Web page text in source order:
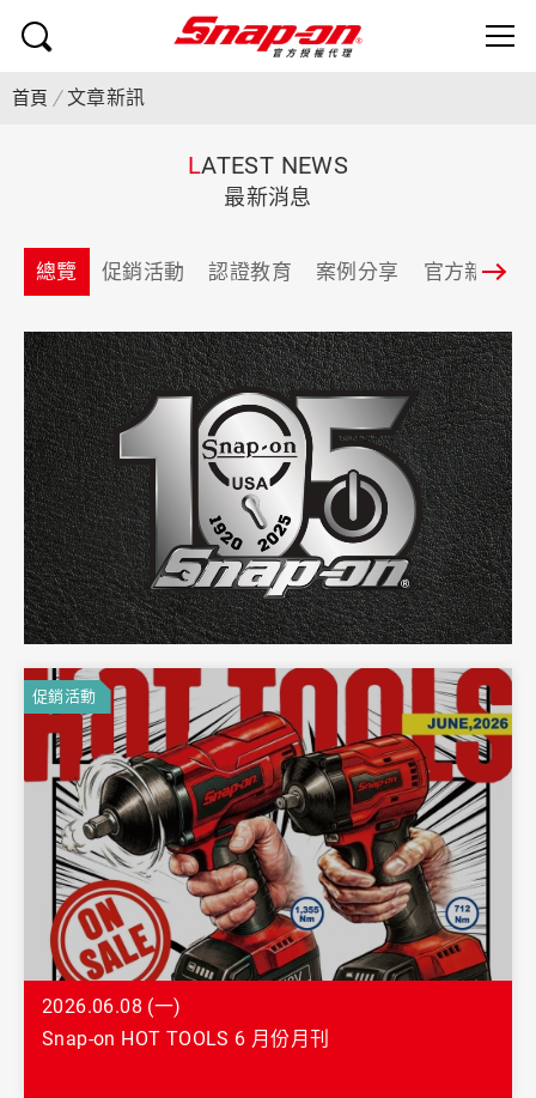
首頁 文章新訊
LATEST NEWS
最新消息
總覽 促銷活動 認證教育 案例分享 官方新聞
促銷活動
2026.06.08 (一)
Snap-on HOT TOOLS 6 月份月刊